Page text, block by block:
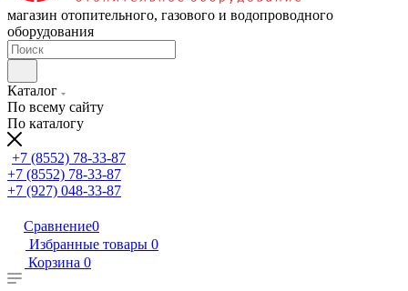
магазин отопительного, газового и водопроводного
оборудования
Каталог
По всему сайту
По каталогу
+7 (8552) 78-33-87
+7 (8552) 78-33-87
+7 (927) 048-33-87
Сравнение0
Избранные товары 0
Корзина 0